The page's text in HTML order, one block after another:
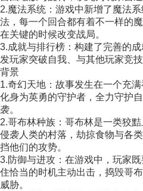
2.魔法系统：游戏中新增了魔法
法，每一个回合都有着不一样的
在关键的时候改变战局。
3.成就与排行榜：构建了完善的
发玩家突破自我、与其他玩家竞技
背景
1.奇幻天地：故事发生在一个充
化身为英勇的守护者，全力守护
袭。
2.哥布林种族：哥布林是一类狡
侵袭人类的村落，劫掠食物与各
挡他们的攻势。
3.防御与进攻：在游戏中，玩家
住恰当的时机主动出击，捣毁哥
威胁。